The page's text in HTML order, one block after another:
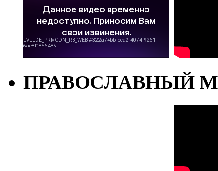
ПРАВОСЛАВНЫЙ